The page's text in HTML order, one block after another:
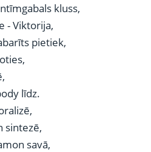
kluss,
- Viktorija,
pietiek,
līdz.
sintezē,
savā,